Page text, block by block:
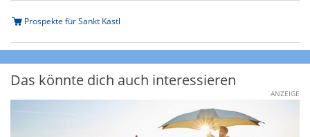
Prospekte für Sankt Kastl
Das könnte dich auch interessieren
ANZEIGE